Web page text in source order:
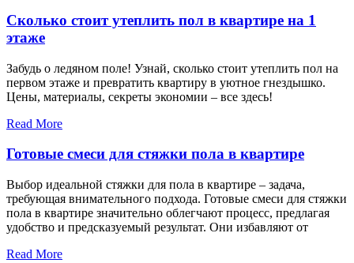
Сколько стоит утеплить пол в квартире на 1
этаже
Забудь о ледяном поле! Узнай, сколько стоит утеплить пол на
первом этаже и превратить квартиру в уютное гнездышко.
Цены, материалы, секреты экономии – все здесь!
Read More
Готовые смеси для стяжки пола в квартире
Выбор идеальной стяжки для пола в квартире – задача,
требующая внимательного подхода. Готовые смеси для стяжки
пола в квартире значительно облегчают процесс, предлагая
удобство и предсказуемый результат. Они избавляют от
Read More